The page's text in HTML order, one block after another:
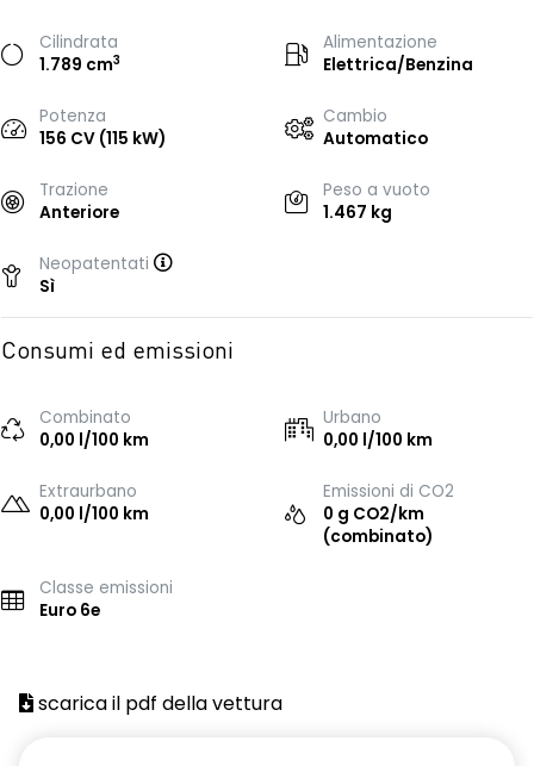
Cilindrata
1.789 cm3
Alimentazione
Elettrica/Benzina
Potenza
156 CV (115 kW)
Cambio
Automatico
Trazione
Anteriore
Peso a vuoto
1.467 kg
Neopatentati
Sì
Consumi ed emissioni
Combinato
0,00 l/100 km
Urbano
0,00 l/100 km
Extraurbano
0,00 l/100 km
Emissioni di CO2
0 g CO2/km
(combinato)
Classe emissioni
Euro 6e
scarica il pdf della vettura